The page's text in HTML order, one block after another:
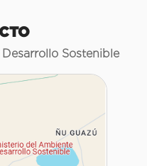
Sostenible